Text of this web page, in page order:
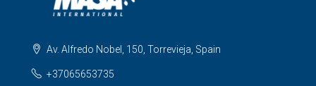
Av. Alfredo Nobel, 150, Torrevieja, Spain
+37065653735